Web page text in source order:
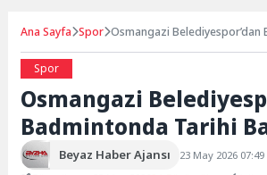
Ana Sayfa Spor Osmangazi
Spor
Osmangazi
Badmintonda Tarihi
Beyaz Haber Ajansı
23 May 2026 07:49